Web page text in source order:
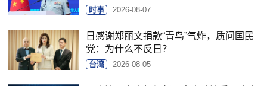
时事 2026-08-07
日感谢郑丽文捐款“青鸟”气炸，质问国民
党：为什么不反日？
台湾 2026-08-05